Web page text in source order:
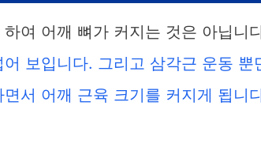
여 어깨 뼈가 커지는 것은 아닙니
보입니다. 그리고 삼각근 운동 뿐
서 어깨 근육 크기를 커지게 됩니